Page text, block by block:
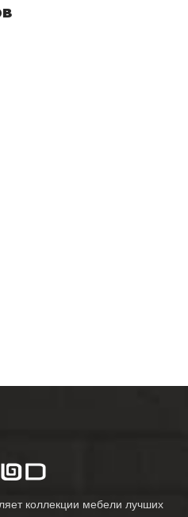
коллекции мебели лучших